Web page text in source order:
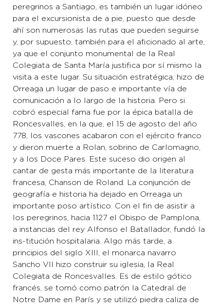
peregrinos a Santiago, es también un lugar idóneo
para el excursionista de a pie, puesto que desde
ahí son numerosas las rutas que pueden seguirse
y, por supuesto, también para el aficionado al arte,
ya que el conjunto monumental de la Real
Colegiata de Santa María justifica por sí mismo la
visita a este lugar. Su situación estratégica, hizo de
Orreaga un lugar de paso e importante vía de
comunicación a lo largo de la historia. Pero si
cobró especial fama fue por la épica batalla de
Roncesvalles, en la que, el 15 de agosto del año
778, los vascones acabaron con el ejército franco
y dieron muerte a Rolan, sobrino de Carlomagno,
y a los Doce Pares. Este suceso dio origen al
cantar de gesta más importante de la literatura
francesa, Chanson de Roland. La conjunción de
geografía e historia ha dejado en Orreaga un
importante poso artístico. Con el fin de asistir a
los peregrinos, hacia 1127 el Obispo de Pamplona,
a instancias del rey Alfonso el Batallador, fundó la
ins-titución hospitalaria. Algo más tarde, a
principios del siglo XIII, el monarca navarro
Sancho VII hizo construir su iglesia, la Real
Colegiata de Roncesvalles. Es de estilo gótico
francés, se tomó como patrón la Catedral de
Notre Dame en París y se utilizó piedra caliza de